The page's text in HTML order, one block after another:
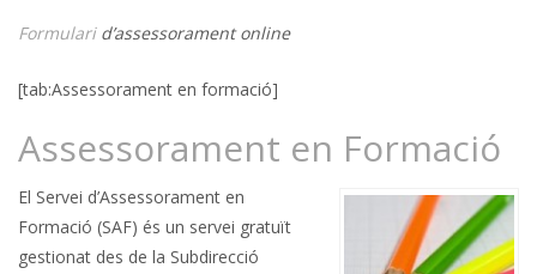
Formularid’assessorament online
[tab:Assessorament en formació]
Assessorament en Formació
El Servei d’Assessorament en
Formació (SAF) és un servei gratuït
gestionat des de la Subdirecció